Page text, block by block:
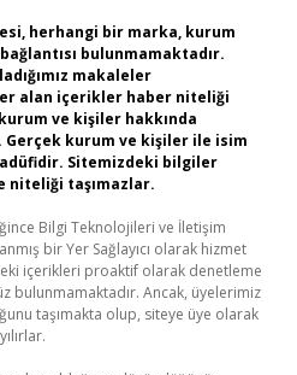
herhangi bir marka, kurum
bulunmamaktadır.
makaleler
alan içerikler haber niteliği
ve kişiler hakkında
Gerçek kurum ve kişiler ile isim
Sitemizdeki bilgiler
niteliği taşımazlar.
Bilgi Teknolojileri ve İletişim
bir Yer Sağlayıcı olarak hizmet
içerikleri proaktif olarak denetleme
bulunmamaktadır. Ancak, üyelerimiz
taşımakta olup, siteye üye olarak